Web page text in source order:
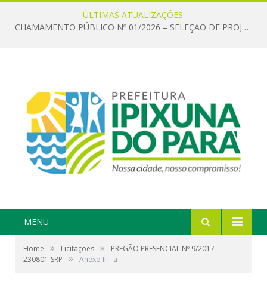
ÚLTIMAS ATUALIZAÇÕES:
CHAMAMENTO PÚBLICO Nº 01/2026 – SELEÇÃO DE PROJETOS PARA FIRMAR TERMO DE EXECUÇÃO CULTURAL COM RECURSOS DA POLÍTICA NACIONAL ALDIR BLANC DE FOMENTO À CULTURA – PNAB (LEI Nº 14.399/2022)
MENU
Home » Licitações »
PREGÃO PRESENCIAL Nº 9/2017-
230801-SRP
» Anexo II – a